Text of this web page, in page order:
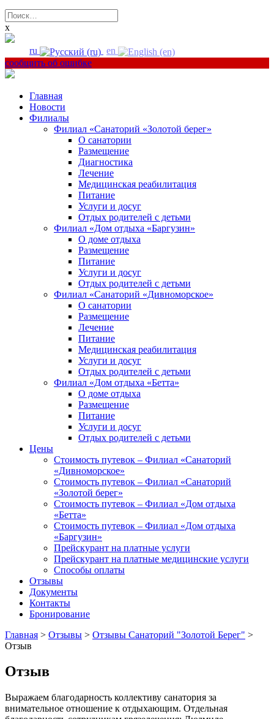
Найти:
x
ru
en
сообщить об ошибке
Главная
Новости
Филиалы
Филиал «Санаторий «Золотой берег»
О санатории
Размещение
Диагностика
Лечение
Медицинская реабилитация
Питание
Услуги и досуг
Отдых родителей с детьми
Филиал «Дом отдыха «Баргузин»
О доме отдыха
Размещение
Питание
Услуги и досуг
Отдых родителей с детьми
Филиал «Санаторий «Дивноморское»
О санатории
Размещение
Лечение
Питание
Медицинская реабилитация
Услуги и досуг
Отдых родителей с детьми
Филиал «Дом отдыха «Бетта»
О доме отдыха
Размещение
Питание
Услуги и досуг
Отдых родителей с детьми
Цены
Стоимость путевок – Филиал «Санаторий
«Дивноморское»
Стоимость путевок – Филиал «Санаторий
«Золотой берег»
Стоимость путевок – Филиал «Дом отдыха
«Бетта»
Стоимость путевок – Филиал «Дом отдыха
«Баргузин»
Прейскурант на платные услуги
Прейскурант на платные медицинские услуги
Способы оплаты
Отзывы
Документы
Контакты
Бронирование
Главная > Отзывы > Отзывы Санаторий "Золотой Берег" >
Отзыв
Отзыв
Выражаем благодарность коллективу санатория за
внимательное отношение к отдыхающим. Отдельная